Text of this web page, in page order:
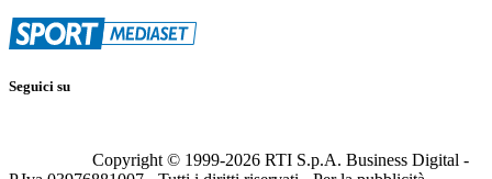
Seguici su
Copyright © 1999-2026 RTI S.p.A. Business Digital -